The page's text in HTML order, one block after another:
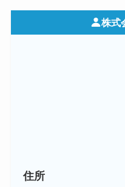
株式
住所